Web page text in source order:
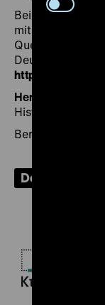
Bei
mit weiteren
Quellenangaben
Deutschen
https://
Herausgegeben
Historisches
Berlin 2020, 72
Download